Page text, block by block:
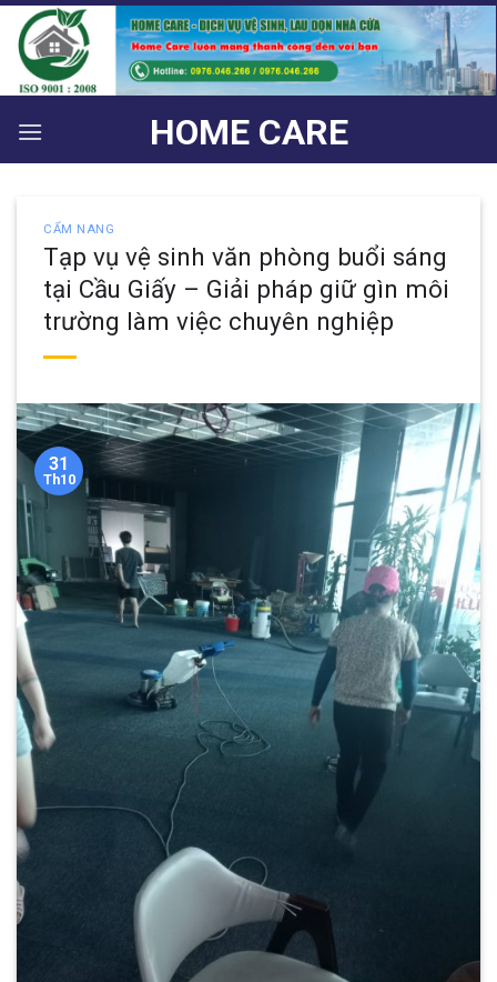
Bỏ
qua
nội
dung
HOME CARE
CẨM NANG
Tạp vụ vệ sinh văn phòng buổi sáng
tại Cầu Giấy – Giải pháp giữ gìn môi
trường làm việc chuyên nghiệp
31
Th10